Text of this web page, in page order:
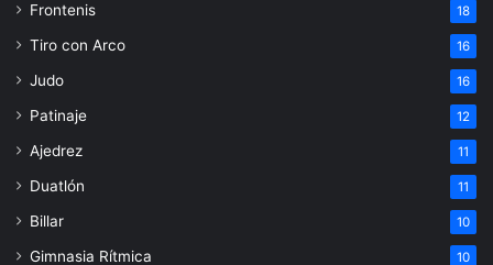
Frontenis 18
Tiro con Arco 16
Judo 16
Patinaje 12
Ajedrez 11
Duatlón 11
Billar 10
Gimnasia Rítmica 10